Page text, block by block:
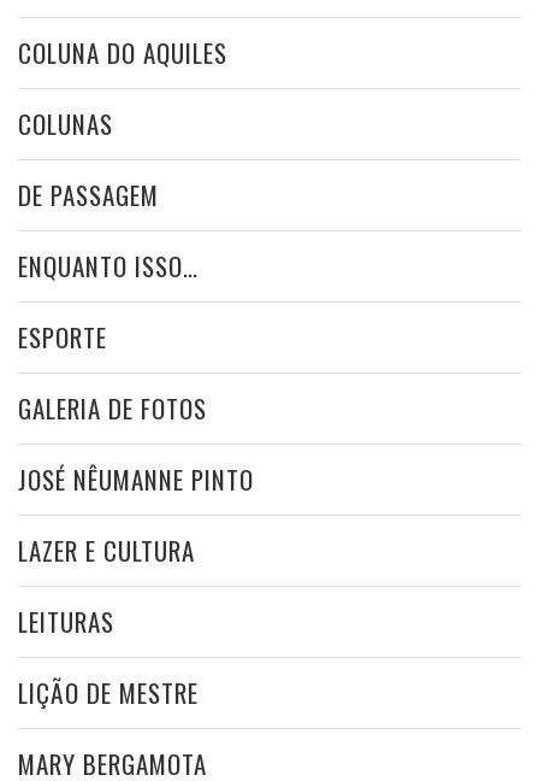
COLUNA DO AQUILES
COLUNAS
DE PASSAGEM
ENQUANTO ISSO…
ESPORTE
GALERIA DE FOTOS
JOSÉ NÊUMANNE PINTO
LAZER E CULTURA
LEITURAS
LIÇÃO DE MESTRE
MARY BERGAMOTA